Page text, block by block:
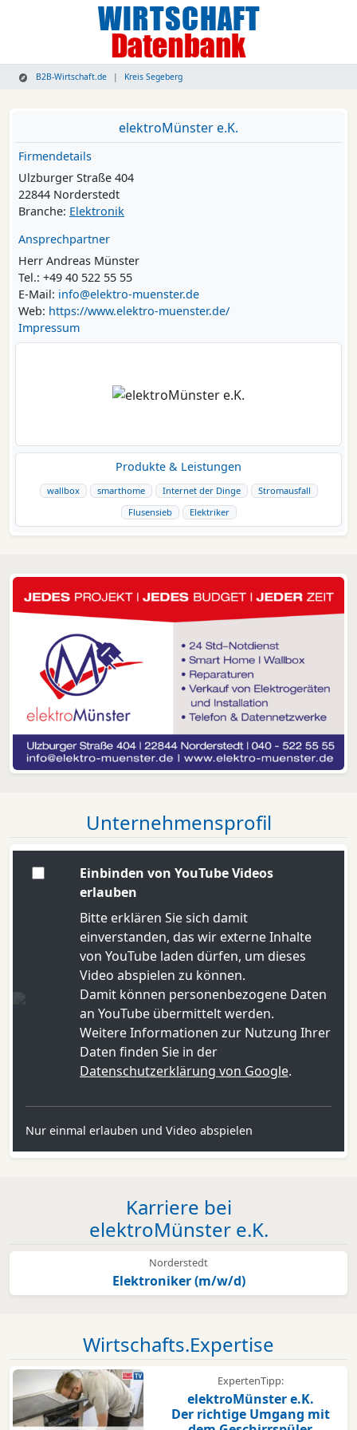
B2B-Wirtschaft.de Kreis Segeberg
elektroMünster e.K.
Firmendetails
Ulzburger Straße 404
22844 Norderstedt
Branche: Elektronik
Ansprechpartner
Herr Andreas Münster
Tel.: +49 40 522 55 55
E-Mail: info@elektro-muenster.de
Web: https://www.elektro-muenster.de/
Impressum
Produkte & Leistungen
wallbox smarthome Internet der Dinge
Stromausfall
Flusensieb
Elektriker
Unternehmensprofil
Einbinden von YouTube Videos
erlauben
Bitte erklären Sie sich damit
einverstanden, das wir externe Inhalte
von YouTube laden dürfen, um dieses
Video abspielen zu können.
Damit können personenbezogene Daten
an YouTube übermittelt werden.
Weitere Informationen zur Nutzung Ihrer
Daten finden Sie in der
Datenschutzerklärung von Google.
Nur einmal erlauben und Video abspielen
Karriere bei
elektroMünster e.K.
Norderstedt
Elektroniker (m/w/d)
Wirtschafts.Expertise
ExpertenTipp:
elektroMünster e.K.
Der richtige Umgang mit